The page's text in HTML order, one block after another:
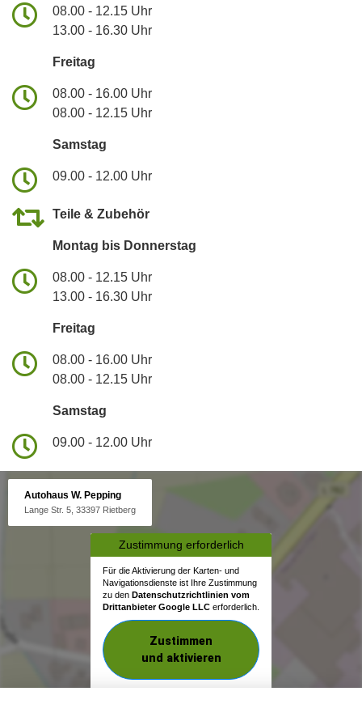
08.00 - 12.15 Uhr
13.00 - 16.30 Uhr
Freitag
08.00 - 16.00 Uhr
08.00 - 12.15 Uhr
Samstag
09.00 - 12.00 Uhr
Teile & Zubehör
Montag bis Donnerstag
08.00 - 12.15 Uhr
13.00 - 16.30 Uhr
Freitag
08.00 - 16.00 Uhr
08.00 - 12.15 Uhr
Samstag
09.00 - 12.00 Uhr
Autohaus W. Pepping
Lange Str. 5, 33397 Rietberg
Zustimmung erforderlich
Für die Aktivierung der Karten- und
Navigationsdienste ist Ihre Zustimmung
zu den Datenschutzrichtlinien vom
Drittanbieter Google LLC erforderlich.
Zustimmen
und aktivieren